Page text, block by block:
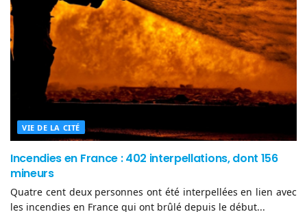
VIE DE LA CITÉ
Incendies en France : 402 interpellations, dont 156
mineurs
Quatre cent deux personnes ont été interpellées en lien avec
les incendies en France qui ont brûlé depuis le début...